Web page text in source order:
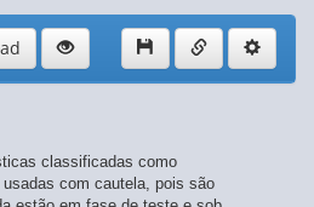
classificadas como
com cautela, pois são